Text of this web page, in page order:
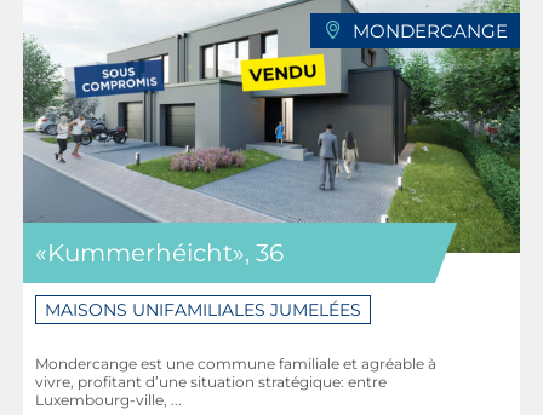
MONDERCANGE
«Kummerhéicht», 36
MAISONS UNIFAMILIALES JUMELÉES
Mondercange est une commune familiale et agréable à
vivre, profitant d’une situation stratégique: entre
Luxembourg-ville, ...